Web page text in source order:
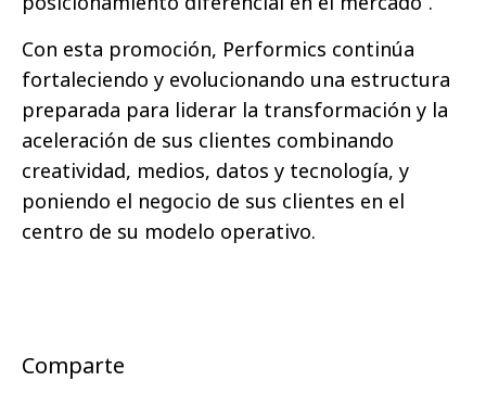
Con esta promoción, Performics continúa
fortaleciendo y evolucionando una estructura
preparada para liderar la transformación y la
aceleración de sus clientes combinando
creatividad, medios, datos y tecnología, y
poniendo el negocio de sus clientes en el
centro de su modelo operativo.
Comparte